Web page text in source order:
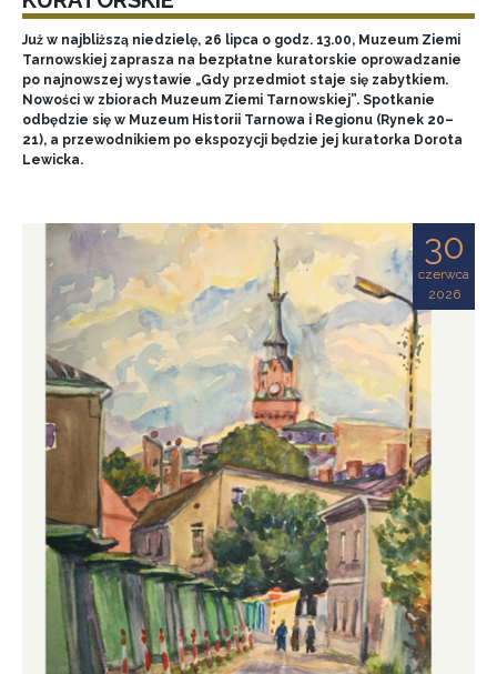
Już w najbliższą niedzielę, 26 lipca o godz. 13.00, Muzeum Ziemi
Tarnowskiej zaprasza na bezpłatne kuratorskie oprowadzanie
po najnowszej wystawie „Gdy przedmiot staje się zabytkiem.
Nowości w zbiorach Muzeum Ziemi Tarnowskiej”. Spotkanie
odbędzie się w Muzeum Historii Tarnowa i Regionu (Rynek 20–
21), a przewodnikiem po ekspozycji będzie jej kuratorka Dorota
Lewicka.
30
czerwca
2026